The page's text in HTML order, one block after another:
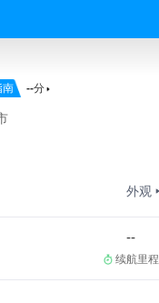
南 --分
外观
--
续航里程